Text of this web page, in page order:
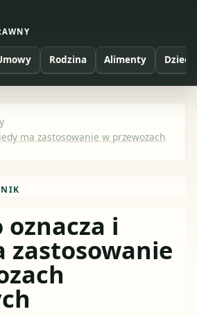
Rodzina Alimenty Dzieci
ma zastosowanie w przewozach
oznacza i
zastosowanie